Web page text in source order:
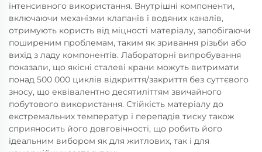
інтенсивного використання. Внутрішні компоненти,
включаючи механізми клапанів і водяних каналів,
отримують користь від міцності матеріалу, запобігаючи
поширеним проблемам, таким як зривання різьби або
вихід з ладу компонентів. Лабораторні випробування
показали, що якісні сталеві крани можуть витримати
понад 500 000 циклів відкриття/закриття без суттєвого
зносу, що еквівалентно десятиліттям звичайного
побутового використання. Стійкість матеріалу до
екстремальних температур і перепадів тиску також
сприяносить його довговічності, що робить його
ідеальним вибором як для житлових, так і для